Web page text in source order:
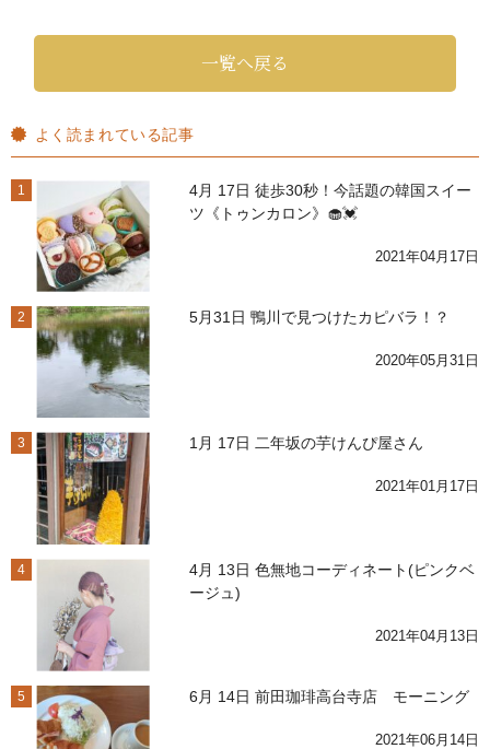
一覧へ戻る
よく読まれている記事
1
4月 17日 徒歩30秒！今話題の韓国スイー
ツ《トゥンカロン》🧁💓
2021年04月17日
2 5月31日 鴨川で見つけたカピバラ！？
2020年05月31日
3 1月 17日 二年坂の芋けんぴ屋さん
2021年01月17日
4
4月 13日 色無地コーディネート(ピンクベ
ージュ)
2021年04月13日
5 6月 14日 前田珈琲高台寺店 モーニング
2021年06月14日